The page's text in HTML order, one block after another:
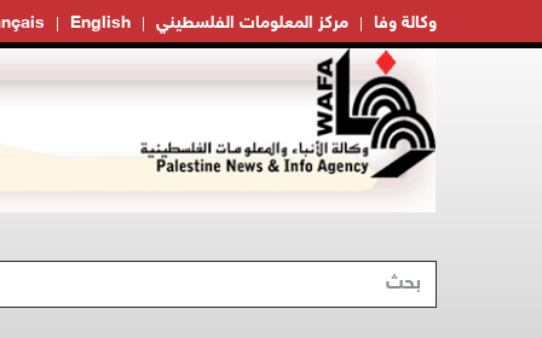
English مركز المعلومات الفلسطيني وكالة وفا